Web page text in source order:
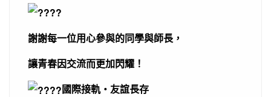
謝謝每一位用心參與的同學與師長，
讓青春因交流而更加閃耀！
國際接軌・友誼長存